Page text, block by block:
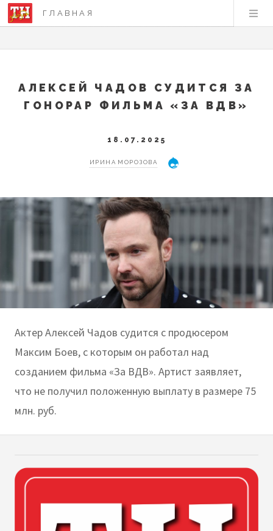
ГЛАВНАЯ
АЛЕКСЕЙ ЧАДОВ СУДИТСЯ ЗА
ГОНОРАР ФИЛЬМА «ЗА ВДВ»
18.07.2025
ИРИНА МОРОЗОВА
Актер Алексей Чадов судится с продюсером
Максим Боев, с которым он работал над
созданием фильма «За ВДВ». Артист заявляет,
что не получил положенную выплату в размере 75
млн. руб.